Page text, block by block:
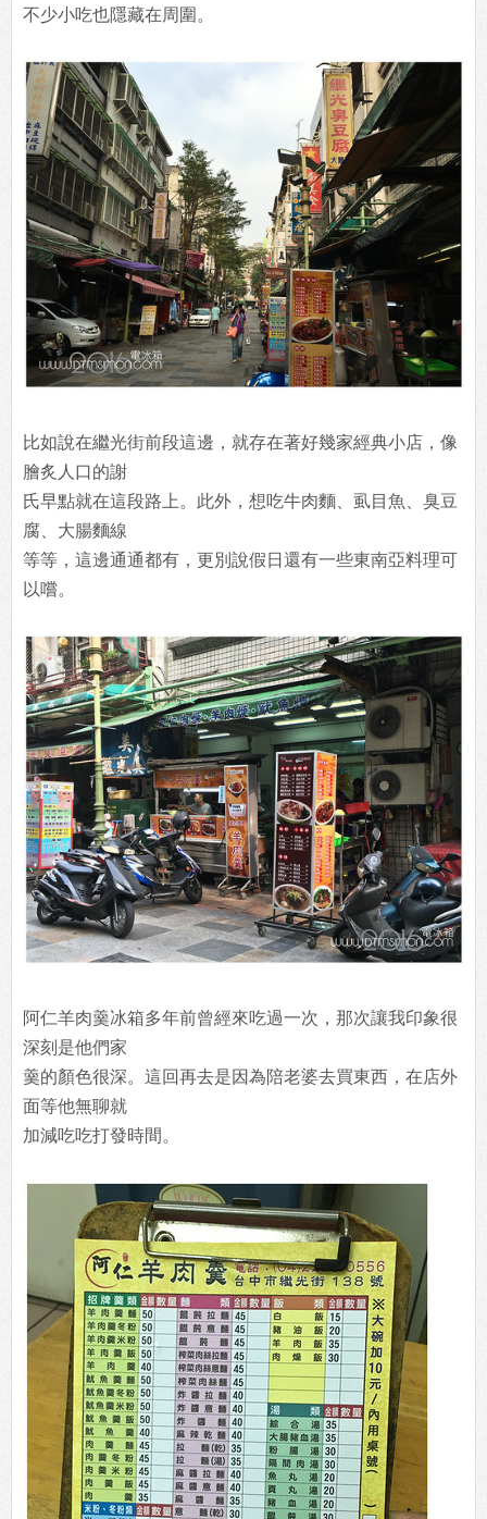
不少小吃也隱藏在周圍。
比如說在繼光街前段這邊，就存在著好幾家經典小店，像
膾炙人口的謝
氏早點就在這段路上。此外，想吃牛肉麵、虱目魚、臭豆
腐、大腸麵線
等等，這邊通通都有，更別說假日還有一些東南亞料理可
以嚐。
阿仁羊肉羹冰箱多年前曾經來吃過一次，那次讓我印象很
深刻是他們家
羹的顏色很深。這回再去是因為陪老婆去買東西，在店外
面等他無聊就
加減吃吃打發時間。